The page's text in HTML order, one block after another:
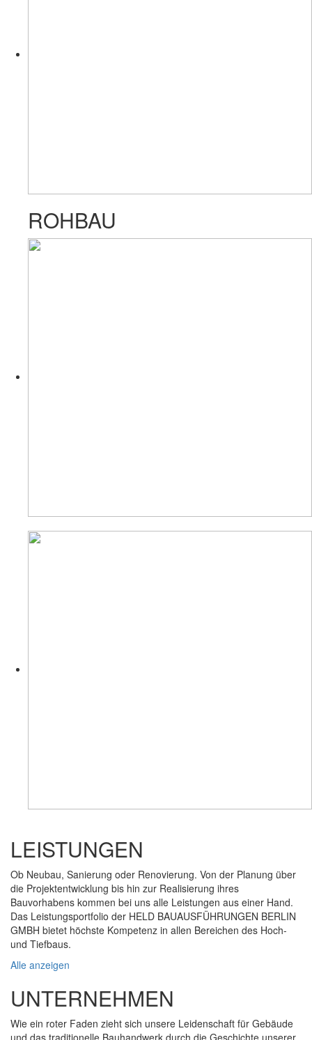
ROHBAU
LEISTUNGEN
Ob Neubau, Sanierung oder Renovierung. Von der Planung über
die Projektentwicklung bis hin zur Realisierung ihres
Bauvorhabens kommen bei uns alle Leistungen aus einer Hand.
Das Leistungsportfolio der HELD BAUAUSFÜHRUNGEN BERLIN
GMBH bietet höchste Kompetenz in allen Bereichen des Hoch-
und Tiefbaus.
Alle anzeigen
UNTERNEHMEN
Wie ein roter Faden zieht sich unsere Leidenschaft für Gebäude
und das traditionelle Bauhandwerk durch die Geschichte unserer